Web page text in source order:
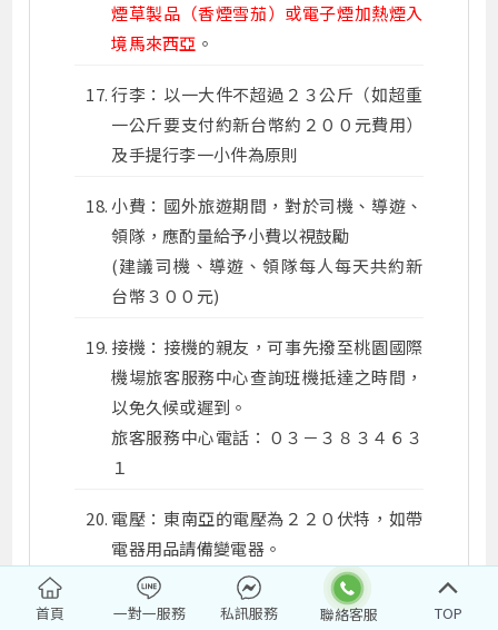
煙草製品（香煙雪茄）或電子煙加熱煙入
境馬來西亞 。
行李：以一大件不超過２３公斤（如超重
一公斤要支付約新台幣約２００元費用）
及手提行李一小件為原則
小費：國外旅遊期間，對於司機、導遊、
領隊，應酌量給予小費以視鼓勵
(建議司機、導遊、領隊每人每天共約新
台幣３００元)
接機：接機的親友，可事先撥至桃園國際
機場旅客服務中心查詢班機抵達之時間，
以免久候或遲到。
旅客服務中心電話：０３－３８３４６３
１
電壓：東南亞的電壓為２２０伏特，如帶
電器用品請備變電器。
其它：東南亞地區集體遺失護照甚多，機
首頁 一對一服務 私訊服務 TOP